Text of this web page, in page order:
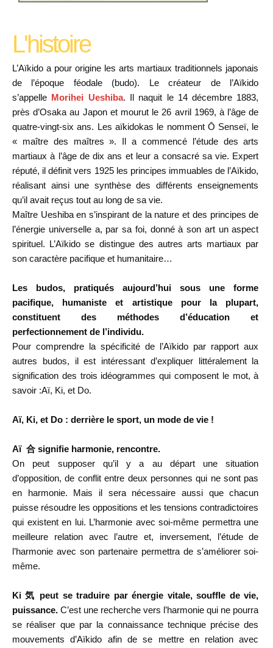
L'histoire
L’Aïkido a pour origine les arts martiaux traditionnels japonais
de l’époque féodale (budo). Le créateur de l’Aïkido
s’appelle Morihei Ueshiba. Il naquit le 14 décembre 1883,
près d’Osaka au Japon et mourut le 26 avril 1969, à l’âge de
quatre-vingt-six ans. Les aïkidokas le nomment Ō Senseï, le
« maître des maîtres ». Il a commencé l’étude des arts
martiaux à l’âge de dix ans et leur a consacré sa vie. Expert
réputé, il définit vers 1925 les principes immuables de l’Aïkido,
réalisant ainsi une synthèse des différents enseignements
qu’il avait reçus tout au long de sa vie.
Maître Ueshiba en s’inspirant de la nature et des principes de
l’énergie universelle a, par sa foi, donné à son art un aspect
spirituel. L’Aïkido se distingue des autres arts martiaux par
son caractère pacifique et humanitaire…
Les budos, pratiqués aujourd’hui sous une forme
pacifique, humaniste et artistique pour la plupart,
constituent des méthodes d’éducation et
perfectionnement de l’individu.
Pour comprendre la spécificité de l’Aïkido par rapport aux
autres budos, il est intéressant d’expliquer littéralement la
signification des trois idéogrammes qui composent le mot, à
savoir :Aï, Ki, et Do.
Aï, Ki, et Do : derrière le sport, un mode de vie !
Aï 合 signifie harmonie, rencontre.
On peut supposer qu’il y a au départ une situation
d’opposition, de conflit entre deux personnes qui ne sont pas
en harmonie. Mais il sera nécessaire aussi que chacun
puisse résoudre les oppositions et les tensions contradictoires
qui existent en lui. L’harmonie avec soi-même permettra une
meilleure relation avec l’autre et, inversement, l’étude de
l’harmonie avec son partenaire permettra de s’améliorer soi-
même.
Ki 気 peut se traduire par énergie vitale, souffle de vie,
puissance.C’est une recherche vers l’harmonie qui ne pourra
se réaliser que par la connaissance technique précise des
mouvements d’Aïkido afin de se mettre en relation avec